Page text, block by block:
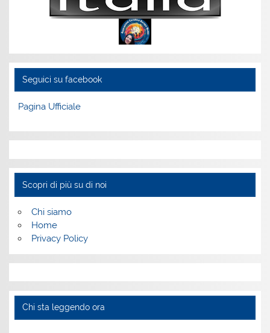
Seguici su facebook
Pagina Ufficiale
Scopri di più su di noi
Chi siamo
Home
Privacy Policy
Chi sta leggendo ora